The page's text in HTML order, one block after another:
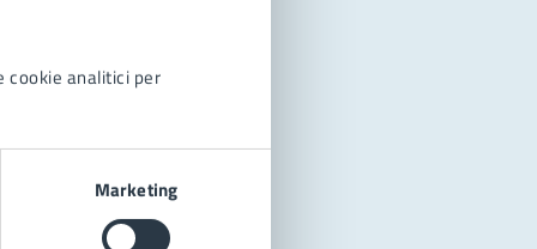
cookie analitici per
Marketing